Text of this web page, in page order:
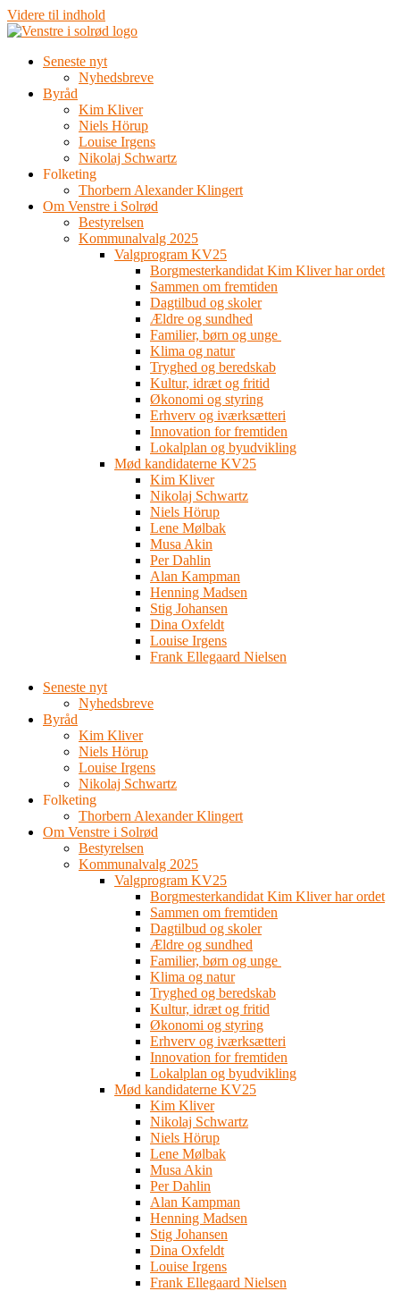
Videre til indhold
Seneste nyt
Nyhedsbreve
Byråd
Kim Kliver
Niels Hörup
Louise Irgens
Nikolaj Schwartz
Folketing
Thorbern Alexander Klingert
Om Venstre i Solrød
Bestyrelsen
Kommunalvalg 2025
Valgprogram KV25
Borgmesterkandidat Kim Kliver har ordet
Sammen om fremtiden
Dagtilbud og skoler
Ældre og sundhed
Familier, børn og unge
Klima og natur
Tryghed og beredskab
Kultur, idræt og fritid
Økonomi og styring
Erhverv og iværksætteri
Innovation for fremtiden
Lokalplan og byudvikling
Mød kandidaterne KV25
Kim Kliver
Nikolaj Schwartz
Niels Hörup
Lene Mølbak
Musa Akin
Per Dahlin
Alan Kampman
Henning Madsen
Stig Johansen
Dina Oxfeldt
Louise Irgens
Frank Ellegaard Nielsen
Seneste nyt
Nyhedsbreve
Byråd
Kim Kliver
Niels Hörup
Louise Irgens
Nikolaj Schwartz
Folketing
Thorbern Alexander Klingert
Om Venstre i Solrød
Bestyrelsen
Kommunalvalg 2025
Valgprogram KV25
Borgmesterkandidat Kim Kliver har ordet
Sammen om fremtiden
Dagtilbud og skoler
Ældre og sundhed
Familier, børn og unge
Klima og natur
Tryghed og beredskab
Kultur, idræt og fritid
Økonomi og styring
Erhverv og iværksætteri
Innovation for fremtiden
Lokalplan og byudvikling
Mød kandidaterne KV25
Kim Kliver
Nikolaj Schwartz
Niels Hörup
Lene Mølbak
Musa Akin
Per Dahlin
Alan Kampman
Henning Madsen
Stig Johansen
Dina Oxfeldt
Louise Irgens
Frank Ellegaard Nielsen